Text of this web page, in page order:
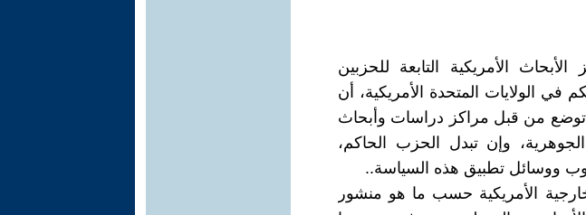
الأمريكية التابعة للحزبين
في الولايات المتحدة الأمريكية، أن
توضع من قبل مراكز دراسات وأبحاث
وإن تبدل الحزب الحاكم،
ووسائل تطبيق هذه السياسة..
الأمريكية حسب ما هو منشور